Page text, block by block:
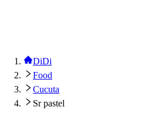
DiDi
Food
Cucuta
Sr pastel